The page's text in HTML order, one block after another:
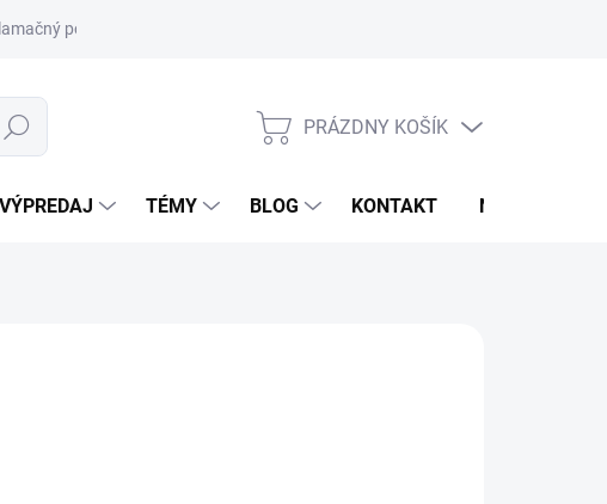
poriadok
Hľadať
NÁKUPNÝ
PRÁZDNY KOŠÍK
VÝPREDAJ TÉMY BLOG KONTAKT NOVINKY